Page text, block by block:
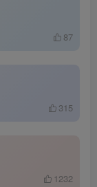
87
315
1232